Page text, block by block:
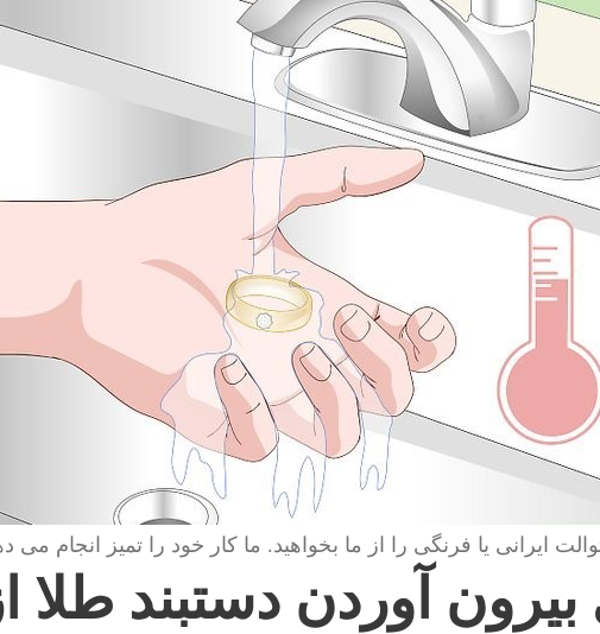
ایرانی یا فرنگی را از ما بخواهید. ما کار خود را تمیز انجام می
آوردن دستبند طلا